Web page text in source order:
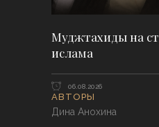
Муджтахиды на
ислама
06.08.2026
АВТОРЫ
Дина Анохина